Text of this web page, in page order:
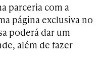
parceria com a
página exclusiva no
poderá dar um
além de fazer